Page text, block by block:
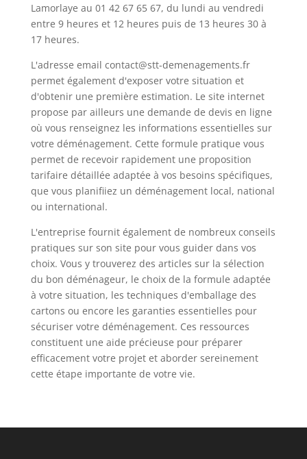
Lamorlaye au 01 42 67 65 67, du lundi au vendredi
entre 9 heures et 12 heures puis de 13 heures 30 à
17 heures.
L'adresse email contact@stt-demenagements.fr
permet également d'exposer votre situation et
d'obtenir une première estimation. Le site internet
propose par ailleurs une demande de devis en ligne
où vous renseignez les informations essentielles sur
votre déménagement. Cette formule pratique vous
permet de recevoir rapidement une proposition
tarifaire détaillée adaptée à vos besoins spécifiques,
que vous planifiiez un déménagement local, national
ou international.
L'entreprise fournit également de nombreux conseils
pratiques sur son site pour vous guider dans vos
choix. Vous y trouverez des articles sur la sélection
du bon déménageur, le choix de la formule adaptée
à votre situation, les techniques d'emballage des
cartons ou encore les garanties essentielles pour
sécuriser votre déménagement. Ces ressources
constituent une aide précieuse pour préparer
efficacement votre projet et aborder sereinement
cette étape importante de votre vie.